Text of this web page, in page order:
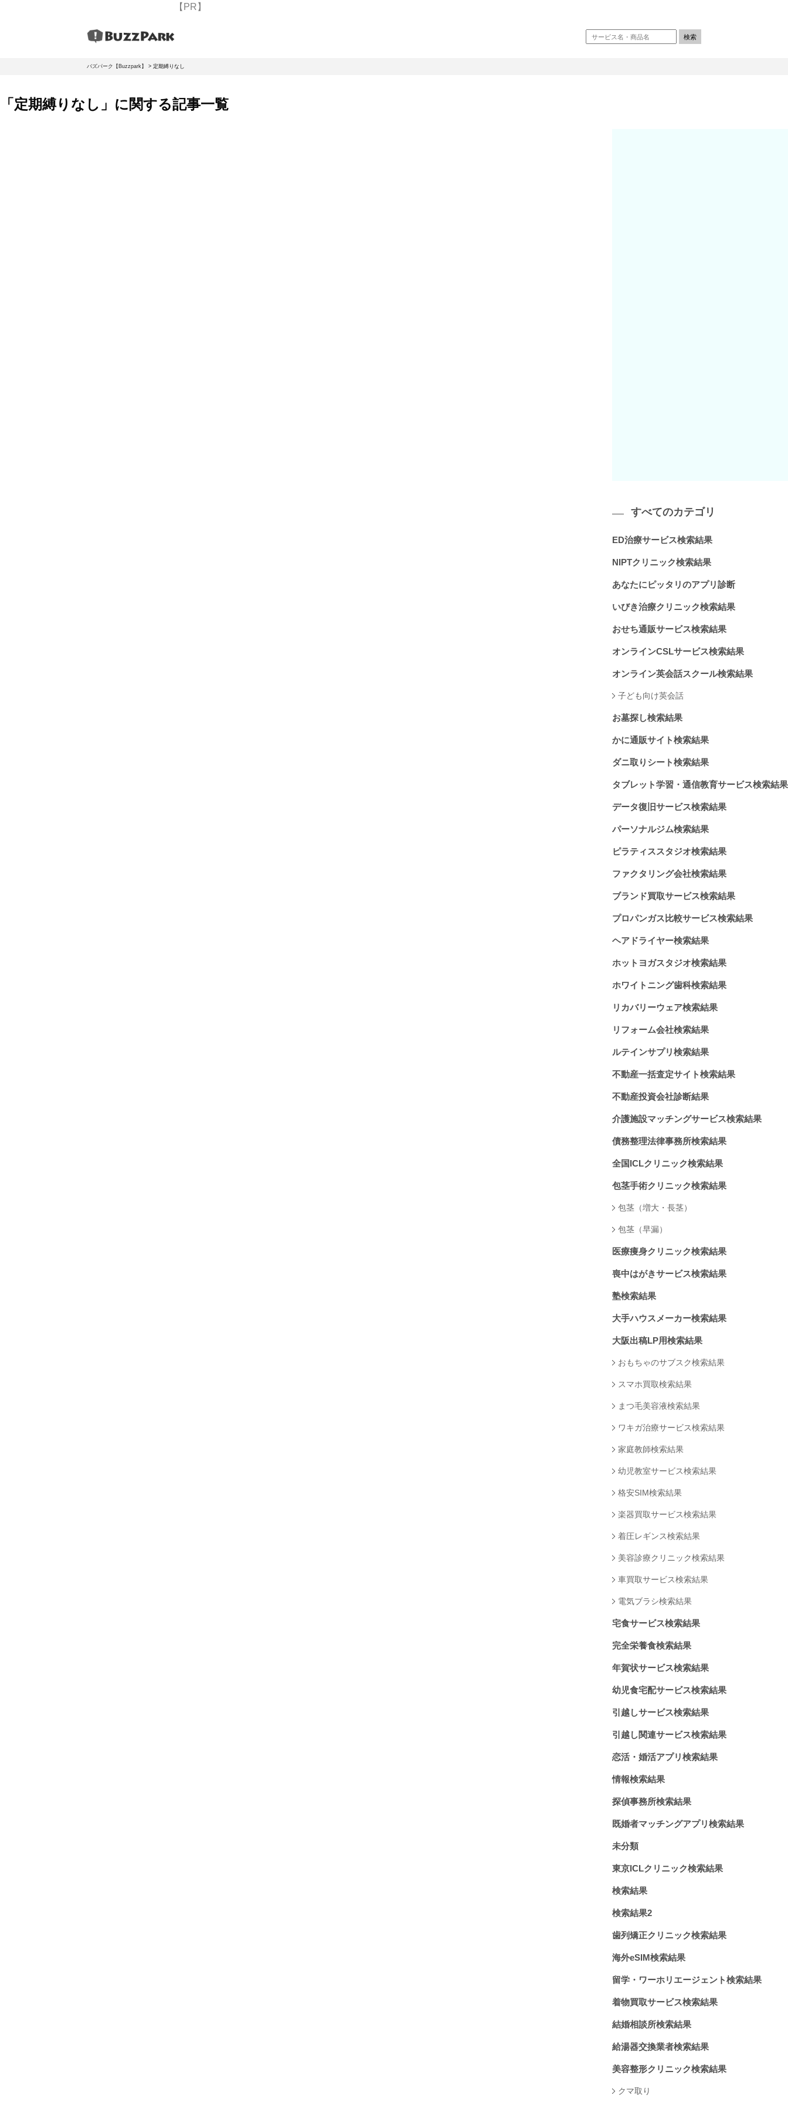
【PR】
バズパーク【Buzzpark】 > 定期縛りなし
「定期縛りなし」に関する記事一覧
すべてのカテゴリ
ED治療サービス検索結果
NIPTクリニック検索結果
あなたにピッタリのアプリ診断
いびき治療クリニック検索結果
おせち通販サービス検索結果
オンラインCSLサービス検索結果
オンライン英会話スクール検索結果
子ども向け英会話
お墓探し検索結果
かに通販サイト検索結果
ダニ取りシート検索結果
タブレット学習・通信教育サービス検索結果
データ復旧サービス検索結果
パーソナルジム検索結果
ピラティススタジオ検索結果
ファクタリング会社検索結果
ブランド買取サービス検索結果
プロパンガス比較サービス検索結果
ヘアドライヤー検索結果
ホットヨガスタジオ検索結果
ホワイトニング歯科検索結果
リカバリーウェア検索結果
リフォーム会社検索結果
ルテインサプリ検索結果
不動産一括査定サイト検索結果
不動産投資会社診断結果
介護施設マッチングサービス検索結果
債務整理法律事務所検索結果
全国ICLクリニック検索結果
包茎手術クリニック検索結果
包茎（増大・長茎）
包茎（早漏）
医療痩身クリニック検索結果
喪中はがきサービス検索結果
塾検索結果
大手ハウスメーカー検索結果
大阪出稿LP用検索結果
おもちゃのサブスク検索結果
スマホ買取検索結果
まつ毛美容液検索結果
ワキガ治療サービス検索結果
家庭教師検索結果
幼児教室サービス検索結果
格安SIM検索結果
楽器買取サービス検索結果
着圧レギンス検索結果
美容診療クリニック検索結果
車買取サービス検索結果
電気ブラシ検索結果
宅食サービス検索結果
完全栄養食検索結果
年賀状サービス検索結果
幼児食宅配サービス検索結果
引越しサービス検索結果
引越し関連サービス検索結果
恋活・婚活アプリ検索結果
情報検索結果
探偵事務所検索結果
既婚者マッチングアプリ検索結果
未分類
東京ICLクリニック検索結果
検索結果
検索結果2
歯列矯正クリニック検索結果
海外eSIM検索結果
留学・ワーホリエージェント検索結果
着物買取サービス検索結果
結婚相談所検索結果
給湯器交換業者検索結果
美容整形クリニック検索結果
クマ取り